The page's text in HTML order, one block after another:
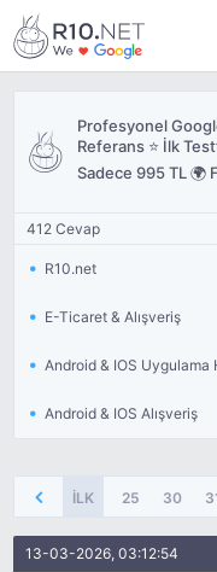
Profesyonel
Referans ⭐ İlk
Sadece 995 TL 🌍
412 Cevap
R10.net
E-Ticaret & Alışveriş
Android & IOS Uygulama
Android & IOS Alışveriş
İLK 25 30
13-03-2026, 03:12:54